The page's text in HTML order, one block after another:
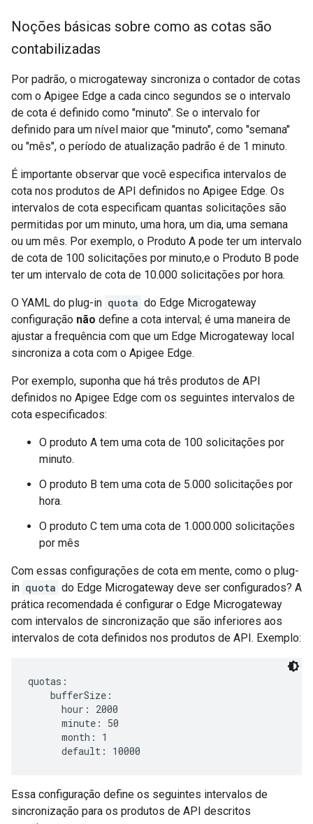
Noções básicas sobre como as cotas são
contabilizadas
Por padrão, o microgateway sincroniza o contador de cotas
com o Apigee Edge a cada cinco segundos se o intervalo
de cota é definido como "minuto". Se o intervalo for
definido para um nível maior que "minuto", como "semana"
ou "mês", o período de atualização padrão é de 1 minuto.
É importante observar que você especifica intervalos de
cota nos produtos de API definidos no Apigee Edge. Os
intervalos de cota especificam quantas solicitações são
permitidas por um minuto, uma hora, um dia, uma semana
ou um mês. Por exemplo, o Produto A pode ter um intervalo
de cota de 100 solicitações por minuto,e o Produto B pode
ter um intervalo de cota de 10.000 solicitações por hora.
O YAML do plug-in quota do Edge Microgateway
configuração não define a cota interval; é uma maneira de
ajustar a frequência com que um Edge Microgateway local
sincroniza a cota com o Apigee Edge.
Por exemplo, suponha que há três produtos de API
definidos no Apigee Edge com os seguintes intervalos de
cota especificados:
O produto A tem uma cota de 100 solicitações por
minuto.
O produto B tem uma cota de 5.000 solicitações por
hora.
O produto C tem uma cota de 1.000.000 solicitações
por mês
Com essas configurações de cota em mente, como o plug-
in quota do Edge Microgateway deve ser configurados? A
prática recomendada é configurar o Edge Microgateway
com intervalos de sincronização que são inferiores aos
intervalos de cota definidos nos produtos de API. Exemplo:
quotas:
    bufferSize:
      hour: 2000
      minute: 50
      month: 1
      default: 10000
Essa configuração define os seguintes intervalos de
sincronização para os produtos de API descritos